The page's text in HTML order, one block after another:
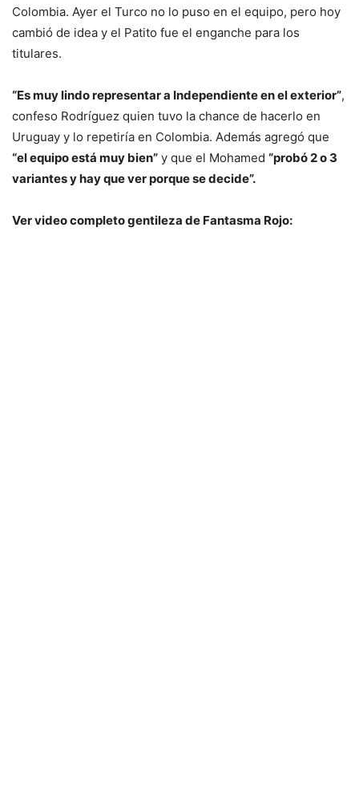
Colombia. Ayer el Turco no lo puso en el equipo, pero hoy
cambió de idea y el Patito fue el enganche para los
titulares.
“Es muy lindo representar a Independiente en el exterior”,
confeso Rodríguez quien tuvo la chance de hacerlo en
Uruguay y lo repetiría en Colombia. Además agregó que
“el equipo está muy bien” y que el Mohamed “probó 2 o 3
variantes y hay que ver porque se decide”.
Ver video completo gentileza de Fantasma Rojo: